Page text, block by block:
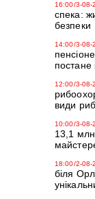
16:00/3-08-
спека:
безпеки
14:00/3-08-
12:00/3-08-
види
10:00/3-08-
13,1
18:00/2-08-
біля